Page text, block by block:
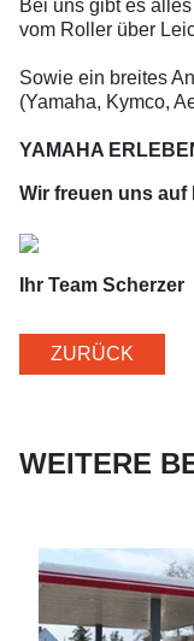
Bei uns gibt es
vom Roller über
Sowie ein breites
(Yamaha, Kymco,
YAMAHA
Wir freuen uns auf
Ihr Team Scherzer
ZURÜCK
WEITERE